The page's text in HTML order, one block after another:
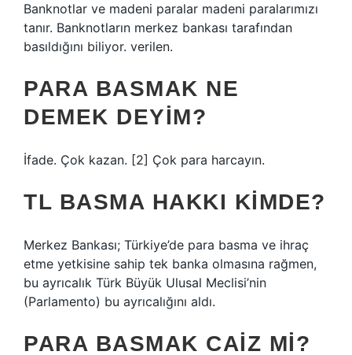
Banknotlar ve madeni paralar madeni paralarımızı
tanır. Banknotların merkez bankası tarafından
basıldığını biliyor. verilen.
PARA BASMAK NE
DEMEK DEYIM?
İfade. Çok kazan. [2] Çok para harcayın.
TL BASMA HAKKI KIMDE?
Merkez Bankası; Türkiye’de para basma ve ihraç
etme yetkisine sahip tek banka olmasına rağmen,
bu ayrıcalık Türk Büyük Ulusal Meclisi’nin
(Parlamento) bu ayrıcalığını aldı.
PARA BASMAK CAIZ MI?